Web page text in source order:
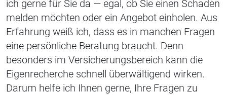
ich gerne für Sie da — egal, ob Sie einen Schaden
melden möchten oder ein Angebot einholen. Aus
Erfahrung weiß ich, dass es in manchen Fragen
eine persönliche Beratung braucht. Denn
besonders im Versicherungsbereich kann die
Eigenrecherche schnell überwältigend wirken.
Darum helfe ich Ihnen gerne, Ihre Fragen zu